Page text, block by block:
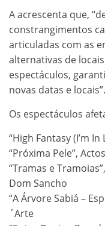
A acrescenta que,
constrangimentos
articuladas com as
alternativas de
espectáculos,
novas datas e locais”.
Os espectáculos
“High Fantasy (I’m
“Próxima Pele”,
“Tramas e
Dom Sancho
“A Árvore Sabiá –
´Arte